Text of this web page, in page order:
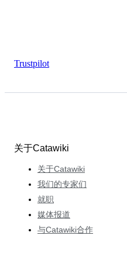
Trustpilot
关于Catawiki
关于Catawiki
我们的专家们
就职
媒体报道
与Catawiki合作